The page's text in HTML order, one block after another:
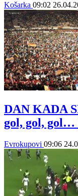
Košarka 09:02
DAN KADA
gol, gol,
Evrokupovi 09:06